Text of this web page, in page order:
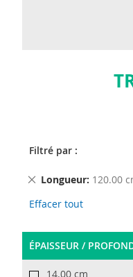
Filtré par :
Longueur 120.00
Remove
Item
Effacer tout
ÉPAISSEUR /
14.00 cm